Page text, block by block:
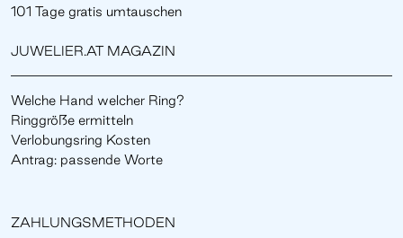
101 Tage gratis umtauschen
JUWELIER.AT MAGAZIN
Welche Hand welcher Ring?
Ringgröße ermitteln
Verlobungsring Kosten
Antrag: passende Worte
ZAHLUNGSMETHODEN